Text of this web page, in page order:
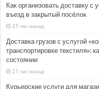
Как организовать доставку
въезд в закрытый посёлок
21 час назад
Доставка грузов с услугой
транспортировке текстиля»:
состоянии
21 час назад
Курьерские услуги для